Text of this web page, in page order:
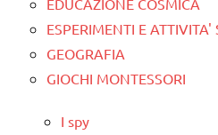
ESPERIMENTI E ATTIVITA'
GEOGRAFIA
GIOCHI MONTESSORI
I spy